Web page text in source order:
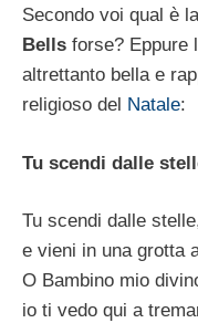
Secondo voi qual è
Bells forse? Eppure
altrettanto bella e
religioso del Natale:
Tu scendi dalle
Tu scendi dalle
e vieni in una grotta
O Bambino mio
io ti vedo qui a